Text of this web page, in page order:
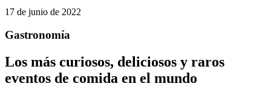
17 de junio de 2022
Gastronomía
Los más curiosos, deliciosos y raros
eventos de comida en el mundo